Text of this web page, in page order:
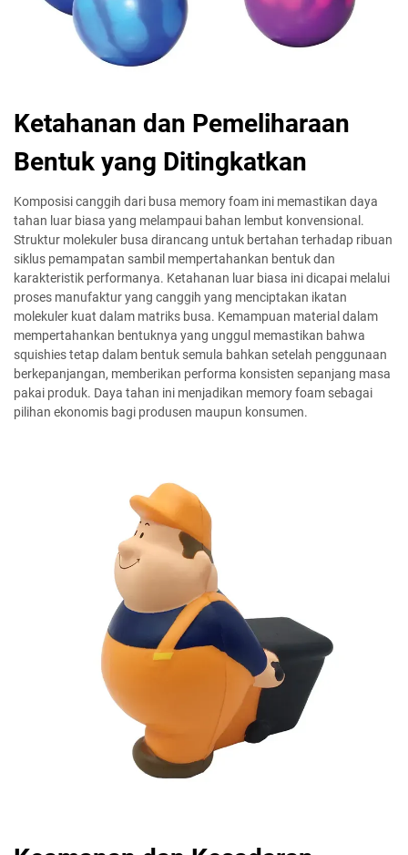
Ketahanan dan Pemeliharaan
Bentuk yang Ditingkatkan
Komposisi canggih dari busa memory foam ini memastikan daya
tahan luar biasa yang melampaui bahan lembut konvensional.
Struktur molekuler busa dirancang untuk bertahan terhadap ribuan
siklus pemampatan sambil mempertahankan bentuk dan
karakteristik performanya. Ketahanan luar biasa ini dicapai melalui
proses manufaktur yang canggih yang menciptakan ikatan
molekuler kuat dalam matriks busa. Kemampuan material dalam
mempertahankan bentuknya yang unggul memastikan bahwa
squishies tetap dalam bentuk semula bahkan setelah penggunaan
berkepanjangan, memberikan performa konsisten sepanjang masa
pakai produk. Daya tahan ini menjadikan memory foam sebagai
pilihan ekonomis bagi produsen maupun konsumen.